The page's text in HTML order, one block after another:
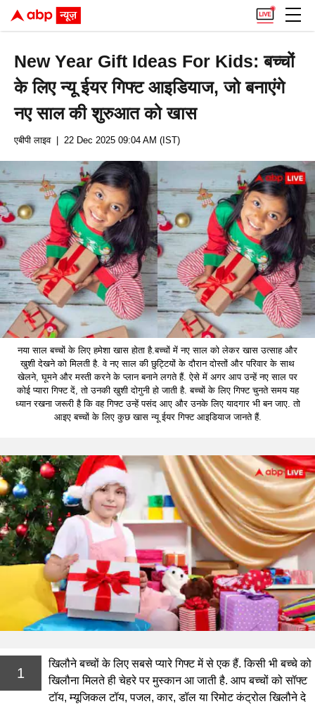
New Year Gift Ideas For Kids: बच्चों
के लिए न्यू ईयर गिफ्ट आइडियाज, जो बनाएंगे
नए साल की शुरुआत को खास
एबीपी लाइव| 22 Dec 2025 09:04 AM (IST)
नया साल बच्चों के लिए हमेशा खास होता है.बच्चों में नए साल को लेकर खास उत्साह और
खुशी देखने को मिलती है. वे नए साल की छुट्टियों के दौरान दोस्तों और परिवार के साथ
खेलने, घूमने और मस्ती करने के प्लान बनाने लगते हैं. ऐसे में अगर आप उन्हें नए साल पर
कोई प्यारा गिफ्ट दें, तो उनकी खुशी दोगुनी हो जाती है. बच्चों के लिए गिफ्ट चुनते समय यह
ध्यान रखना जरूरी है कि वह गिफ्ट उन्हें पसंद आए और उनके लिए यादगार भी बन जाए. तो
आइए बच्चों के लिए कुछ खास न्यू ईयर गिफ्ट आइडियाज जानते हैं.
1
खिलौने बच्चों के लिए सबसे प्यारे गिफ्ट में से एक हैं. किसी भी बच्चे को
खिलौना मिलते ही चेहरे पर मुस्कान आ जाती है. आप बच्चों को सॉफ्ट
टॉय, म्यूजिकल टॉय, पजल, कार, डॉल या रिमोट कंट्रोल खिलौने दे